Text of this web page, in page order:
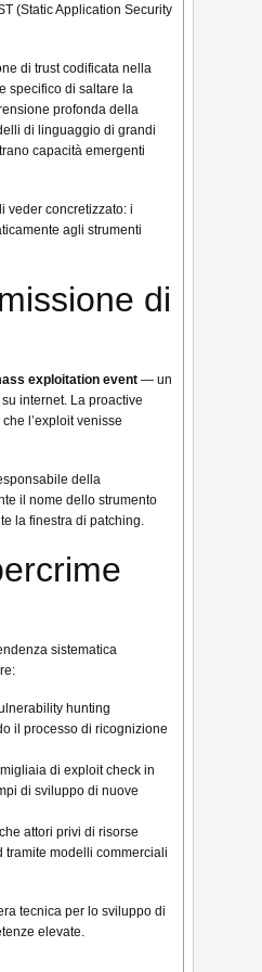
(Static Application Security
di trust codificata nella
specifico di saltare la
profonda della
di linguaggio di grandi
capacità emergenti
veder concretizzato: i
agli strumenti
di
exploitation event — un
internet. La proactive
l’exploit venisse
della
il nome dello strumento
la finestra di patching.
sistematica
hunting
il processo di ricognizione
di exploit check in
di sviluppo di nuove
attori privi di risorse
tramite modelli commerciali
tecnica per lo sviluppo di
elevate.